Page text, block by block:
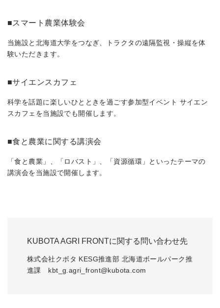
■スマート農業体験会
当施設と北海道大学をつなぎ、トラクタの遠隔監視・操縦を体
験いただきます。
■サイエンスカフェ
科学を話題に楽しいひとときを過ごす参加型イベント サイエン
スカフェを当施設でも開催します。
■食と農業に関する講演会
「食と農業」、「ロバスト」、「資源循環」といったテーマの
講演会を当施設で開催します。
KUBOTA AGRI FRONTに関する問い合わせ先
株式会社クボタ KESG推進部 北海道ボールパーク推
進課 kbt_g.agri_front@kubota.com